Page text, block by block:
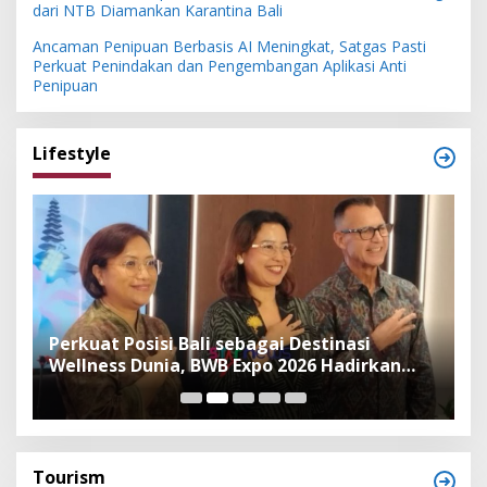
dari NTB Diamankan Karantina Bali
Ancaman Penipuan Berbasis AI Meningkat, Satgas Pasti
Perkuat Penindakan dan Pengembangan Aplikasi Anti
Penipuan
Lifestyle
Perkuat Posisi Bali sebagai Destinasi
Wellness Dunia, BWB Expo 2026 Hadirkan
Exhibitor Nasional dan Global
Tourism